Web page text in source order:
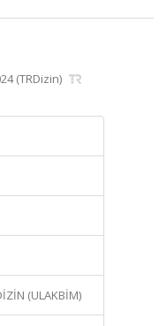
(TRDizin)
(ULAKBİM)